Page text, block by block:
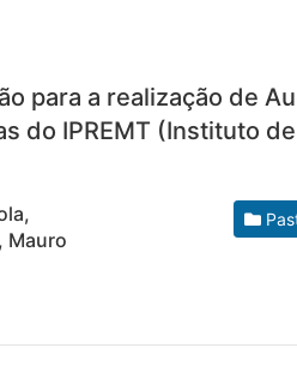
para a realização de
do IPREMT (Instituto
Mauro